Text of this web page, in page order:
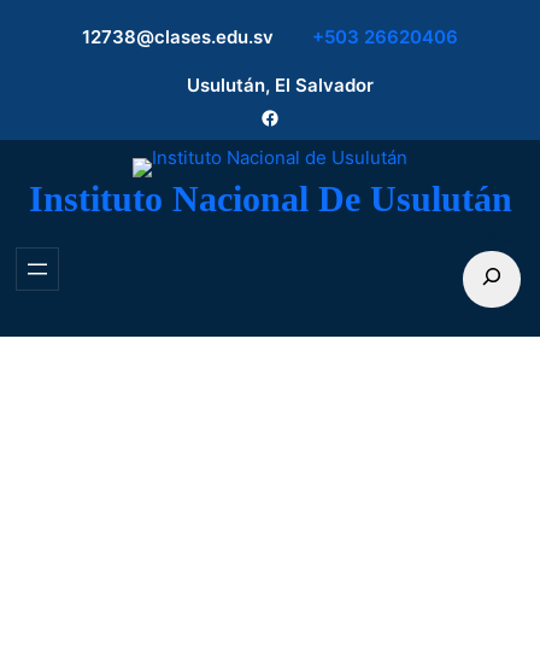
12738@clases.edu.sv +503 26620406
Usulután, El Salvador
Facebook
Instituto Nacional De Usulután